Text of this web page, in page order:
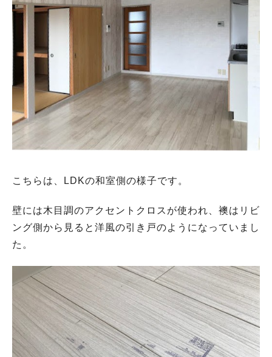
こちらは、LDKの和室側の様子です。
壁には木目調のアクセントクロスが使われ、襖はリビ
ング側から見ると洋風の引き戸のようになっていまし
た。